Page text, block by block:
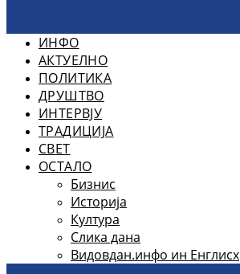
ИНФО
АКТУЕЛНО
ПОЛИТИКА
ДРУШТВО
ИНТЕРВЈУ
ТРАДИЦИЈА
СВЕТ
ОСТАЛО
Бизнис
Историја
Култура
Слика дана
Видовдан.инфо ин Енглисх